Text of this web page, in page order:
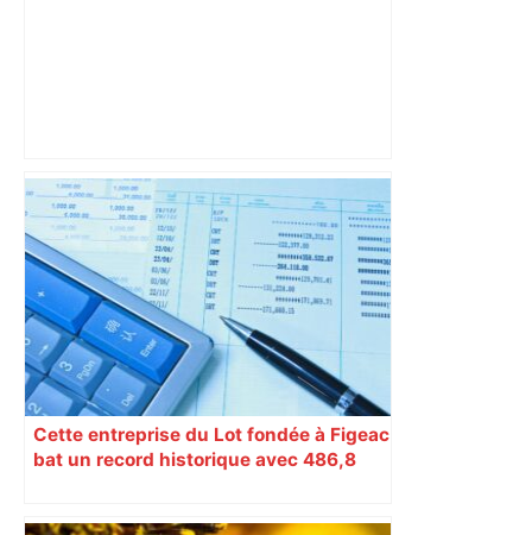
Municipales 2026. Pour Jean-Luc
Mélenchon (LFI), "il y a un manque de
culture générale de gauche à Toulouse"
– Actu.fr
Cette entreprise du Lot fondée à Figeac
bat un record historique avec 486,8